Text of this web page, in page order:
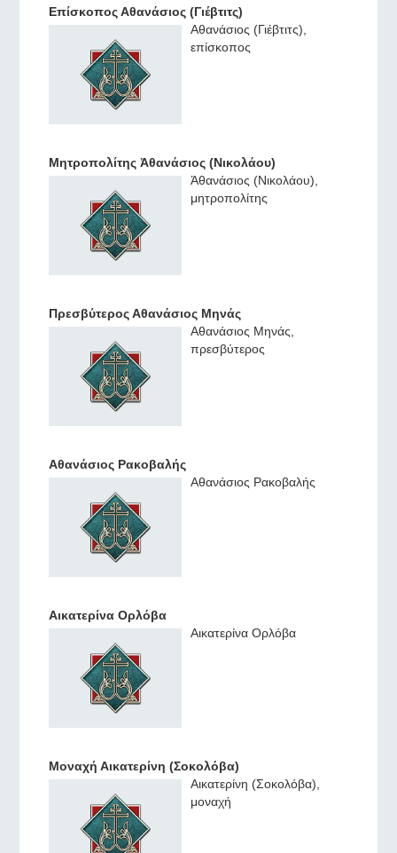
Επίσκοπος Αθανάσιος (Γιέβτιτς)
Αθανάσιος (Γιέβτιτς),
επίσκοπος
Μητροπολίτης Ἀθανάσιος (Νικολάου)
Ἀθανάσιος (Νικολάου),
μητροπολίτης
Πρεσβύτερος Αθανάσιος Μηνάς
Αθανάσιος Μηνάς,
πρεσβύτερος
Αθανάσιος Ρακοβαλής
Αθανάσιος Ρακοβαλής
Αικατερίνα Ορλόβα
Αικατερίνα Ορλόβα
Μοναχή Αικατερίνη (Σοκολόβα)
Αικατερίνη (Σοκολόβα),
μοναχή